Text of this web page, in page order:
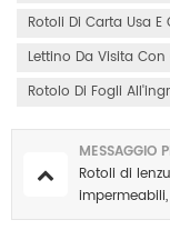
Rotoli Di Carta Usa
Lettino Da Visita
Rotolo Di Fogli
MESSAGGIO
Rotoli di
rotoli per